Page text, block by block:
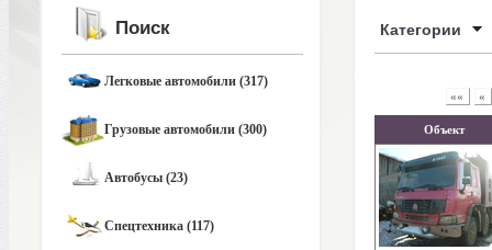
Поиск
Легковые автомобили (317)
Грузовые автомобили (300)
Автобусы (23)
Спецтехника (117)
Категории
«« «
Объект